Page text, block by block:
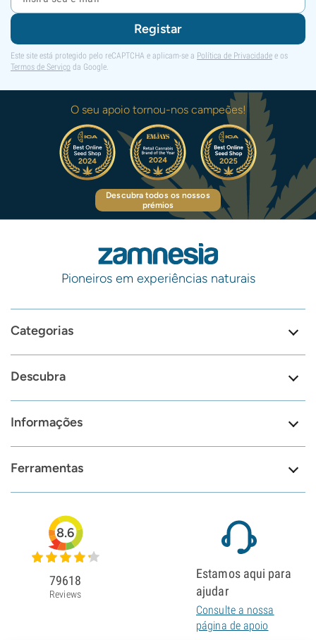
Registar
Este site está protegido pelo reCAPTCHA e aplicam-se a Política de Privacidade e os
Termos de Serviço da Google.
O seu apoio tornou-nos campeões!
Descubra todos os nossos
prémios
Pioneiros em experiências naturais
Categorias
Descubra
Informações
Ferramentas
8.6
79618
Reviews
Estamos aqui para
ajudar
Consulte a nossa
página de apoio